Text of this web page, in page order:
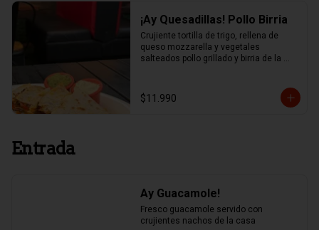
¡Ay Quesadillas! Pollo Birria
Crujiente tortilla de trigo, rellena de
queso mozzarella y vegetales
salteados pollo grillado y birria de la
$11.990
Entrada
Ay Guacamole!
Fresco guacamole servido con
crujientes nachos de la casa